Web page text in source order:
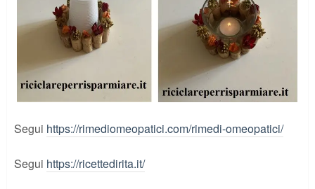
Segui https://rimediomeopatici.com/rimedi-omeopatici/
Segui https://ricettedirita.it/